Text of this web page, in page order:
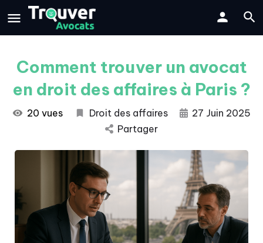
Comment trouver un avocat
en droit des affaires à Paris ?
20 vues Droit des affaires
27 Juin 2025
Partager